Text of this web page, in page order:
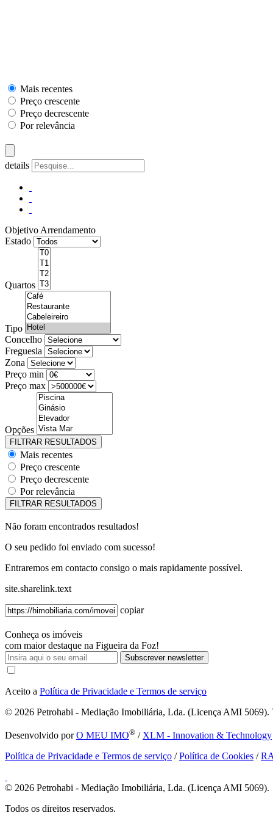
Mais recentes
Preço crescente
Preço decrescente
Por relevância
details
Objetivo Arrendamento
Estado
Quartos
Tipo
Concelho
Freguesia
Zona
Preço min
Preço max
Opções
Mais recentes
Preço crescente
Preço decrescente
Por relevância
Não foram encontrados resultados!
O seu pedido foi enviado com sucesso!
Entraremos em contacto consigo o mais rapidamente possível.
site.sharelink.text
copiar
Conheça os imóveis
com maior destaque na Figueira da Foz!
Subscrever newsletter
Aceito a Política de Privacidade e Termos de serviço
© 2026 Petrohabi - Mediação Imobiliária, Lda. (Licença AMI 5069).
Desenvolvido porO MEU IMO® / XLM - Innovation & Technology
Política de Privacidade e Termos de serviço /Política de Cookies /
© 2026 Petrohabi - Mediação Imobiliária, Lda. (Licença AMI 5069).
Todos os direitos reservados.